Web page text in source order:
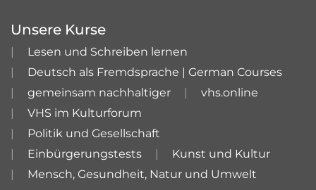
Unsere Kurse
Lesen und Schreiben lernen
Deutsch als Fremdsprache | German Courses
gemeinsam nachhaltiger
vhs.online
VHS im Kulturforum
Politik und Gesellschaft
Einbürgerungstests
Kunst und Kultur
Mensch, Gesundheit, Natur und Umwelt